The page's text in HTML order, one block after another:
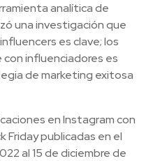
analítica de
una investigación que
es clave; los
influenciadores es
de marketing exitosa
en Instagram con
Friday publicadas en el
al 15 de diciembre de